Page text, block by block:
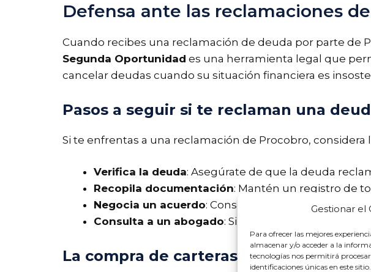
Gestionar el
Para ofrecer las mejores
almacenar y/o acceder a la
tecnologías nos permitirá
identificaciones únicas en este
Defensa ante las reclamaciones
Cuando recibes una reclamación de deuda por parte de
Segunda Oportunidad es una herramienta legal que
cancelar deudas cuando su situación financiera es
Pasos a seguir si te reclaman una
Si te enfrentas a una reclamación de Procobro, considera
Verifica la deuda: Asegúrate de que la deuda
Recopila documentación: Mantén un registro de
Negocia un acuerdo: Considera llegar a un
Consulta a un abogado: Si sientes acoso o
La compra de carteras de deudas por